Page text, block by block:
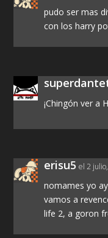
pudo ser mas
con los harry
¡Chingón ver a
erisu5 el 2
nomames yo
vamos a
life 2, a goron